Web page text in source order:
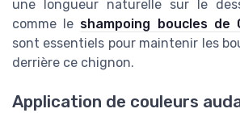
une longueur naturelle sur le
comme le shampoing boucles de
sont essentiels pour maintenir les
derrière ce chignon.
Application de couleurs